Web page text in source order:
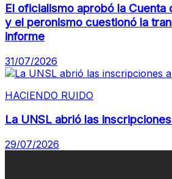
El oficialismo aprobó la
y el peronismo cuestionó la
informe
31/07/2026
HACIENDO RUIDO
La UNSL abrió las
29/07/2026